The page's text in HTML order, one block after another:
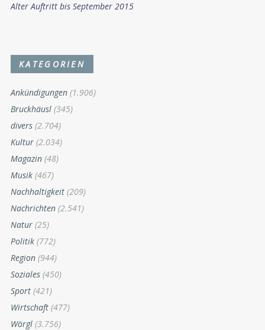
Alter Auftritt bis September 2015
KATEGORIEN
Ankündigungen (1.906)
Bruckhäusl (345)
divers (2.704)
Kultur (2.034)
Magazin (48)
Musik (467)
Nachhaltigkeit (209)
Nachrichten (2.541)
Natur (25)
Politik (772)
Region (944)
Soziales (450)
Sport (421)
Wirtschaft (477)
Wörgl (3.756)